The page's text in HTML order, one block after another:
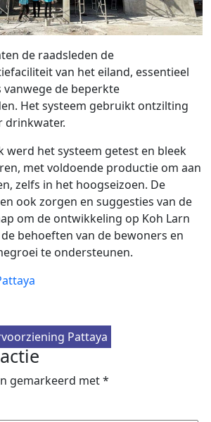
de raadsleden de
van het eiland, essentieel
de beperkte
Het systeem gebruikt ontzilting
drinkwater.
werd het systeem getest en bleek
met voldoende productie om aan
zelfs in het hoogseizoen. De
ook zorgen en suggesties van de
om de ontwikkeling op Koh Larn
behoeften van de bewoners en
te ondersteunen.
Pattaya
gemarkeerd met*